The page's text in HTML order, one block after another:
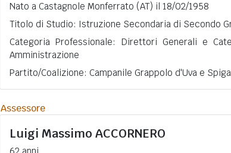
Nato a Castagnole Monferrato (AT) il 18/02/1958
Titolo di Studio: Istruzione Secondaria di Secondo
Categoria Professionale: Direttori Generali e
Amministrazione
Partito/Coalizione: Campanile Grappolo d'Uva e
Assessore
Luigi Massimo ACCORNERO